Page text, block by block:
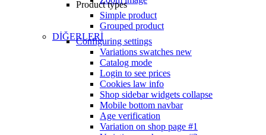
Product types
Simple product
Grouped product
DİĞERLERİ
Configuring settings
Variations swatches new
Catalog mode
Login to see prices
Cookies law info
Shop sidebar widgets collapse
Mobile bottom navbar
Age verification
Variation on shop page #1